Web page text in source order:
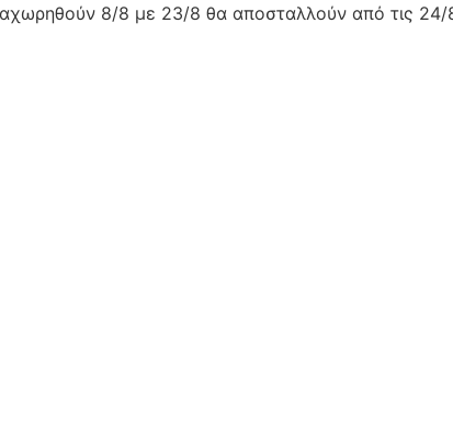
8/8 με 23/8 θα αποσταλλούν από τις 24/